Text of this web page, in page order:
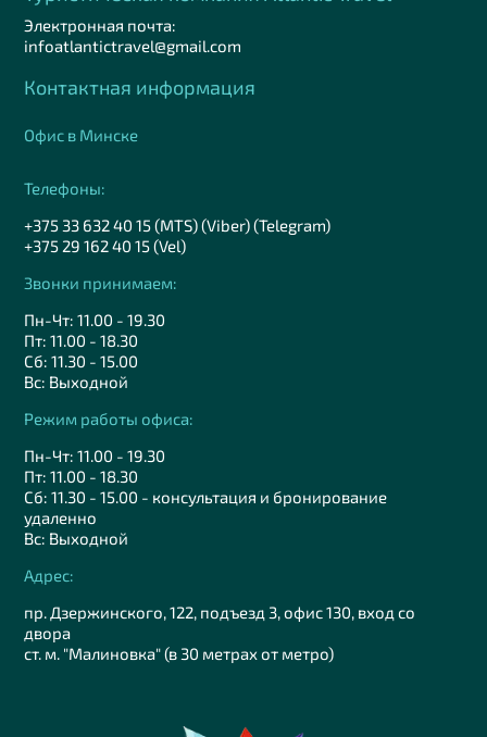
Электронная почта:
infoatlantictravel@gmail.com
Контактная информация
Офис в Минске
Телефоны:
+375 33 632 40 15 (MTS) (Viber) (Telegram)
+375 29 162 40 15 (Vel)
Звонки принимаем:
Пн-Чт: 11.00 - 19.30
Пт: 11.00 - 18.30
Сб: 11.30 - 15.00
Вс: Выходной
Режим работы офиса:
Пн-Чт: 11.00 - 19.30
Пт: 11.00 - 18.30
Сб: 11.30 - 15.00 - консультация и бронирование
удаленно
Вс: Выходной
Адрес:
пр. Дзержинского, 122, подъезд 3, офис 130, вход со
двора
ст. м. "Малиновка" (в 30 метрах от метро)